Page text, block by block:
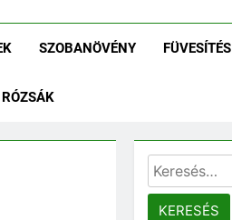
SZOBANÖVÉNY FÜVESÍTÉS
RÓZSÁK
Keresés: